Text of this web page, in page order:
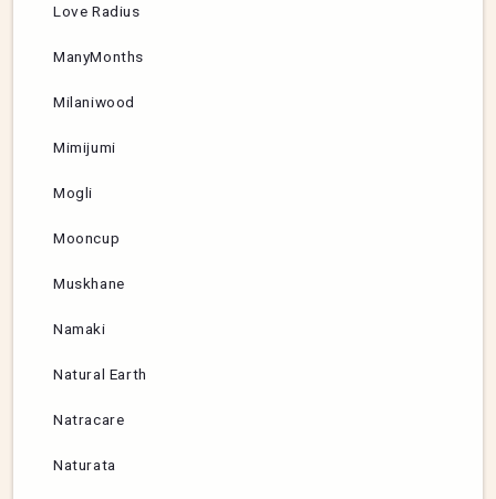
Love Radius
ManyMonths
Milaniwood
Mimijumi
Mogli
Mooncup
Muskhane
Namaki
Natural Earth
Natracare
Naturata